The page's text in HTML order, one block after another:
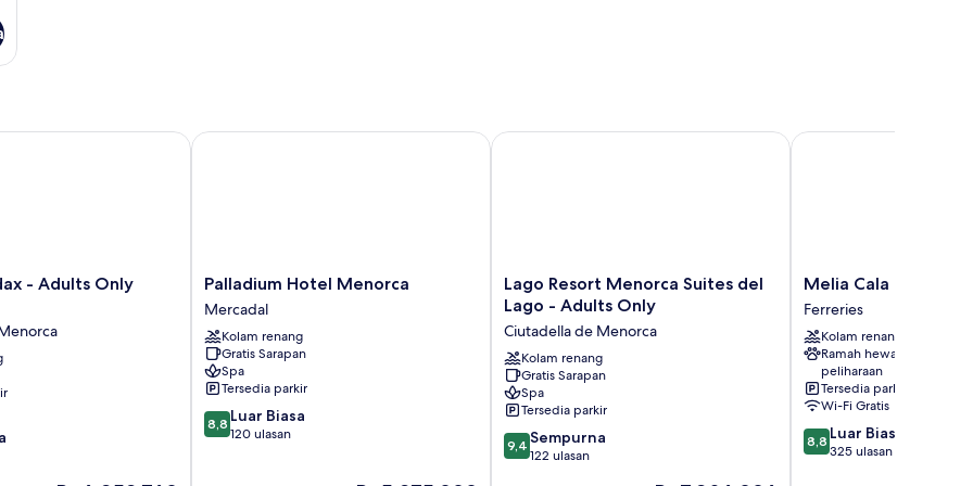
- Adults Only
- Adults Only Hotel
Palladium
Hotel
Menorca
Mercadal
Palladium Hotel Menorca
Mercadal
Kolam renang
Gratis Sarapan
Spa
Tersedia parkir
8.8
dari
8,8 Luar Biasa
120 ulasan
Palladium Hotel Menorca
Lago
Resort
Menorca
Suites
del
Lago
-
Adults
Only
Ciutadella
Lago Resort Menorca Suites del
Lago - Adults Only
Ciutadella de Menorca
Kolam renang
Gratis Sarapan
Spa
Tersedia parkir
9.4
dari
9,4 Sempurna
122 ulasan
Lago Resort Menorca Suites del Lago - Adults Only
Melia
Cala
Galdana
-
Menorca
Ferreries
Melia Cala Galdana
Ferreries
Kolam renang
Ramah hewan
peliharaan
Tersedia parkir
Wi-Fi Gratis
8.8
dari
8,8 Luar Biasa
325 ulasan
Melia Cala Galdana -